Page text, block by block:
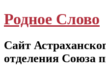
Родное Слово
Сайт
отделения Союза